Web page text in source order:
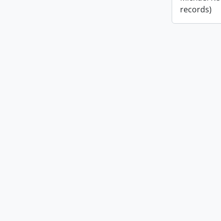
records)